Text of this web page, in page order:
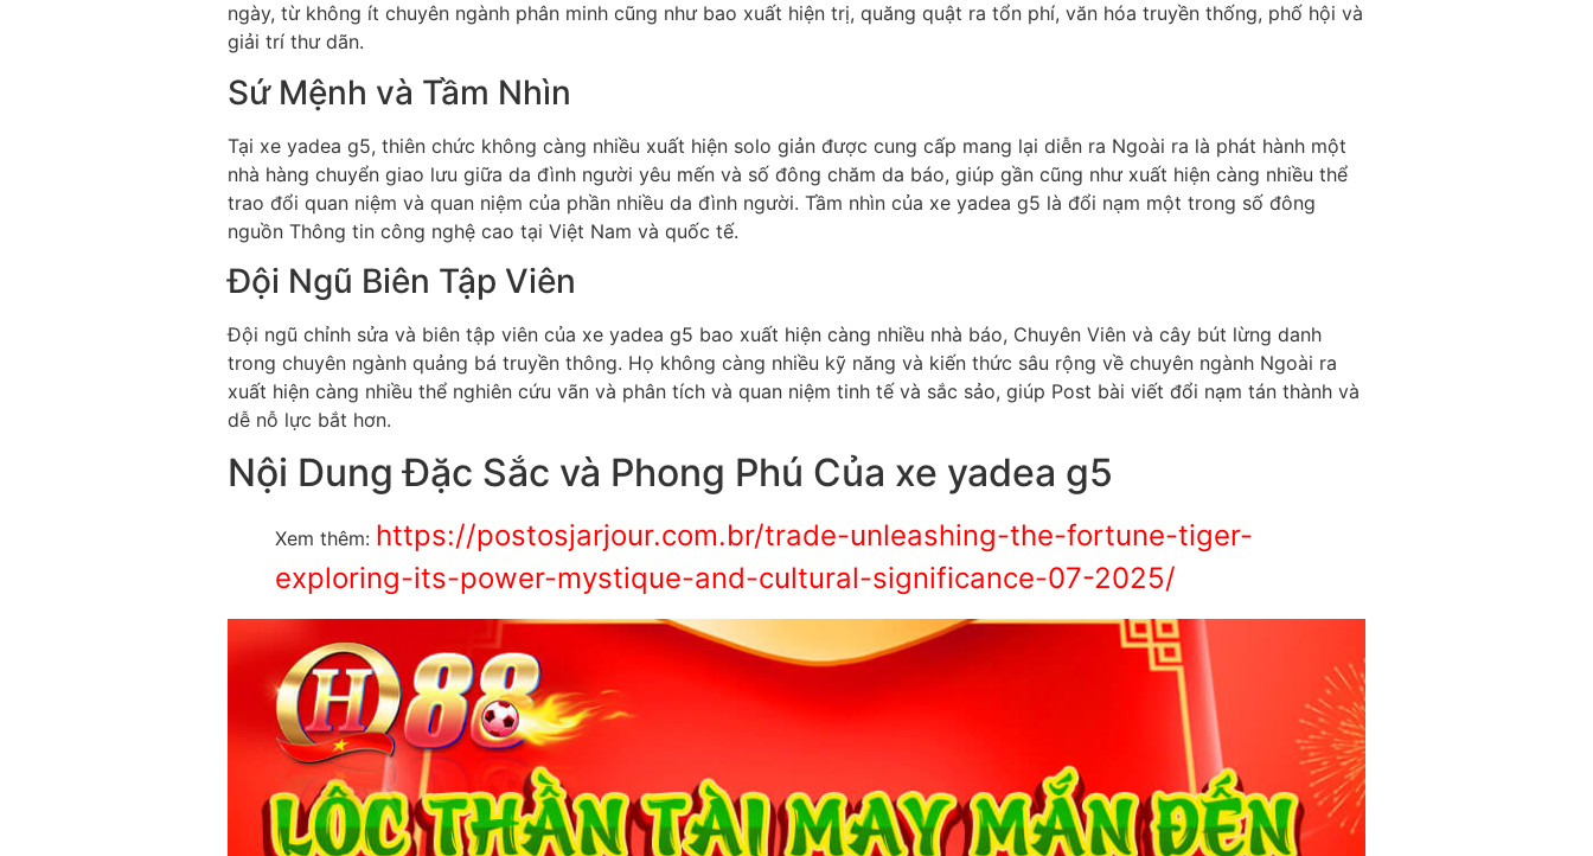
ngày, từ không ít chuyên ngành phân minh cũng như bao xuất hiện trị, quăng quật ra tổn phí, văn hóa truyền thống, phố hội và
giải trí thư dãn.
Sứ Mệnh và Tầm Nhìn
Tại xe yadea g5, thiên chức không càng nhiều xuất hiện solo giản được cung cấp mang lại diễn ra Ngoài ra là phát hành một
nhà hàng chuyển giao lưu giữa da đình người yêu mến và số đông chăm da báo, giúp gần cũng như xuất hiện càng nhiều thể
trao đổi quan niệm và quan niệm của phần nhiều da đình người. Tầm nhìn của xe yadea g5 là đổi nạm một trong số đông
nguồn Thông tin công nghệ cao tại Việt Nam và quốc tế.
Đội Ngũ Biên Tập Viên
Đội ngũ chỉnh sửa và biên tập viên của xe yadea g5 bao xuất hiện càng nhiều nhà báo, Chuyên Viên và cây bút lừng danh
trong chuyên ngành quảng bá truyền thông. Họ không càng nhiều kỹ năng và kiến thức sâu rộng về chuyên ngành Ngoài ra
xuất hiện càng nhiều thể nghiên cứu vãn và phân tích và quan niệm tinh tế và sắc sảo, giúp Post bài viết đổi nạm tán thành và
dễ nỗ lực bắt hơn.
Nội Dung Đặc Sắc và Phong Phú Của xe yadea g5
Xem thêm: https://postosjarjour.com.br/trade-unleashing-the-fortune-tiger-
exploring-its-power-mystique-and-cultural-significance-07-2025/